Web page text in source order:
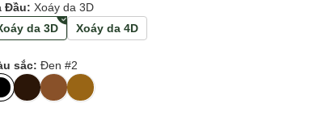
Đầu: Xoáy da 3D
da 3D
Xoáy da 4D
sắc: Đen #2